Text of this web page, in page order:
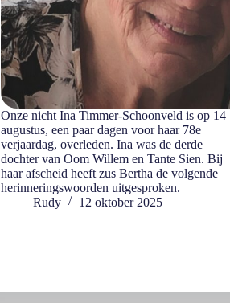
Onze nicht Ina Timmer-Schoonveld is op 14
augustus, een paar dagen voor haar 78e
verjaardag, overleden. Ina was de derde
dochter van Oom Willem en Tante Sien. Bij
haar afscheid heeft zus Bertha de volgende
herinneringswoorden uitgesproken.
Rudy
12 oktober 2025